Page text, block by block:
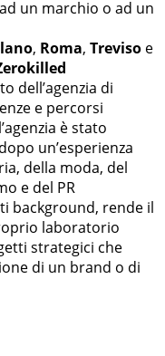
un marchio o ad un
, Roma, Treviso e
dell’agenzia di
e percorsi
è stato
un’esperienza
della moda, del
e del PR
background, rende il
laboratorio
strategici che
di un brand o di